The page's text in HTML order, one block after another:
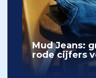
Mud Jeans:
rode cijfers